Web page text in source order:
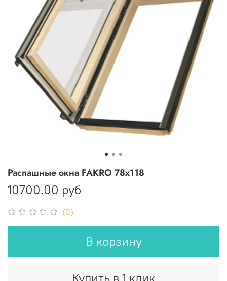
(0)
Распашные окна FAKRO 78x118
10700.00 руб
В корзину
Купить в 1 клик